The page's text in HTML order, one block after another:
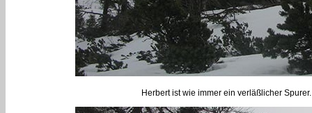
Herbert ist wie immer ein verläßlicher